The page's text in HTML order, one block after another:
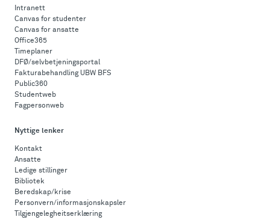
Intranett
Canvas for studenter
Canvas for ansatte
Office365
Timeplaner
DFØ/selvbetjeningsportal
Fakturabehandling UBW BFS
Public360
Studentweb
Fagpersonweb
Nyttige lenker
Kontakt
Ansatte
Ledige stillinger
Bibliotek
Beredskap/krise
Personvern/informasjonskapsler
Tilgjengelegheitserklæring